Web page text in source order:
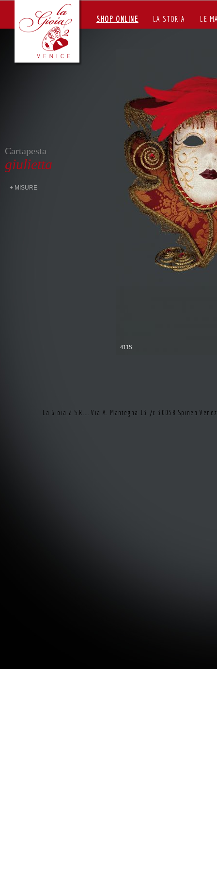
SHOP ONLINE LA STORIA LE
Cartapesta
giulietta
+ MISURE
411S
La Gioia 2 S.R.L. Via A. Mantegna 13 /c 30038 Spinea